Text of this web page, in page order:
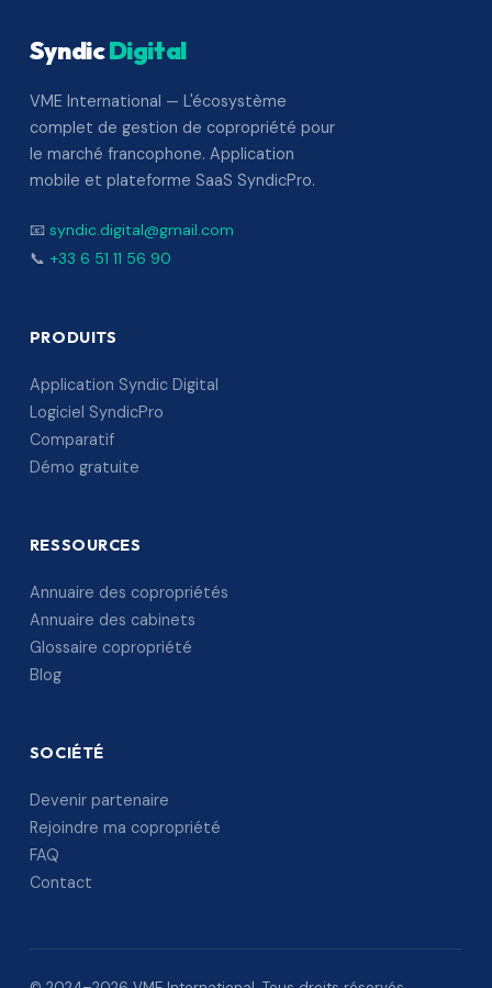
SyndicDigital
VME International — L'écosystème
complet de gestion de copropriété pour
le marché francophone. Application
mobile et plateforme SaaS SyndicPro.
📧 syndic.digital@gmail.com
📞 +33 6 51 11 56 90
PRODUITS
Application Syndic Digital
Logiciel SyndicPro
Comparatif
Démo gratuite
RESSOURCES
Annuaire des copropriétés
Annuaire des cabinets
Glossaire copropriété
Blog
SOCIÉTÉ
Devenir partenaire
Rejoindre ma copropriété
FAQ
Contact